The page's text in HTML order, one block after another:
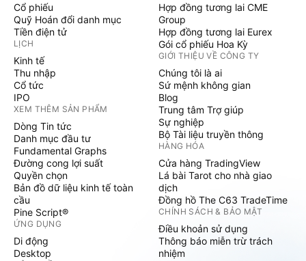
Cổ phiếu
Quỹ Hoán đổi danh mục
Tiền điện tử
LỊCH
Kinh tế
Thu nhập
Cổ tức
IPO
XEM THÊM SẢN PHẨM
Dòng Tin tức
Danh mục đầu tư
Fundamental Graphs
Đường cong lợi suất
Quyền chọn
Bản đồ dữ liệu kinh tế toàn
cầu
Pine Script®
ỨNG DỤNG
Di động
Desktop
Hợp đồng tương lai CME
Group
Hợp đồng tương lai Eurex
Gói cổ phiếu Hoa Kỳ
GIỚI THIỆU VỀ CÔNG TY
Chúng tôi là ai
Sứ mệnh không gian
Blog
Trung tâm Trợ giúp
Sự nghiệp
Bộ Tài liệu truyền thông
HÀNG HÓA
Cửa hàng TradingView
Lá bài Tarot cho nhà giao
dịch
Đồng hồ The C63 TradeTime
CHÍNH SÁCH & BẢO MẬT
Điều khoản sử dụng
Thông báo miễn trừ trách
nhiệm